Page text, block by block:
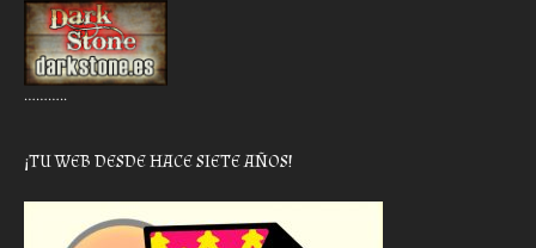
………..
¡TU WEB DESDE HACE SIETE AÑOS!